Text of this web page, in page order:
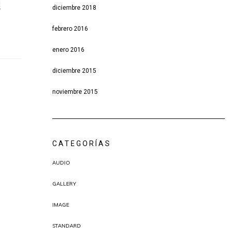
diciembre 2018
febrero 2016
enero 2016
diciembre 2015
noviembre 2015
CATEGORÍAS
AUDIO
GALLERY
IMAGE
STANDARD